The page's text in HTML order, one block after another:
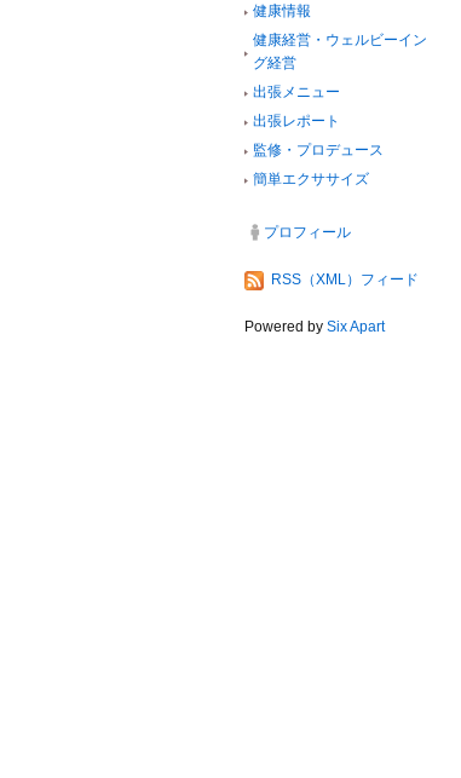
健康情報
健康経営・ウェルビーイン
グ経営
出張メニュー
出張レポート
監修・プロデュース
簡単エクササイズ
プロフィール
RSS（XML）フィード
Powered by Six Apart